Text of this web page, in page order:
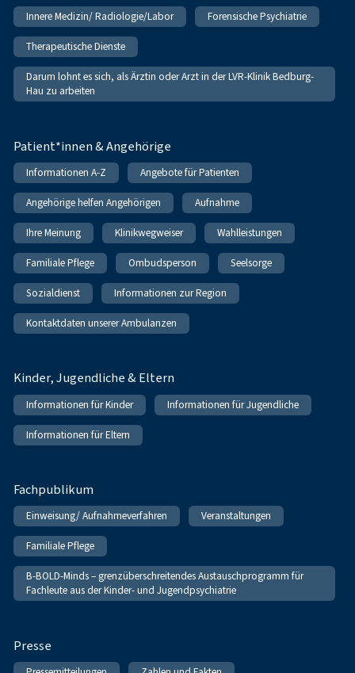
Innere Medizin/ Radiologie/Labor Forensische Psychiatrie
Therapeutische Dienste
Darum lohnt es sich, als Ärztin oder Arzt in der LVR-Klinik Bedburg-
Hau zu arbeiten
Patient*innen & Angehörige
Informationen A-Z Angebote für Patienten
Angehörige helfen Angehörigen Aufnahme
Ihre Meinung Klinikwegweiser Wahlleistungen
Familiale Pflege Ombudsperson Seelsorge
Sozialdienst Informationen zur Region
Kontaktdaten unserer Ambulanzen
Kinder, Jugendliche & Eltern
Informationen für Kinder Informationen für Jugendliche
Informationen für Eltern
Fachpublikum
Einweisung/ Aufnahmeverfahren Veranstaltungen
Familiale Pflege
B-BOLD-Minds – grenzüberschreitendes Austauschprogramm für
Fachleute aus der Kinder- und Jugendpsychiatrie
Presse